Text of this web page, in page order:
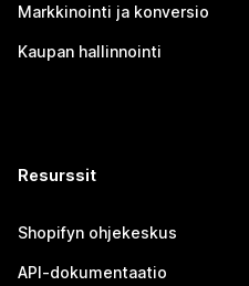
Markkinointi ja konversio
Kaupan hallinnointi
Resurssit
Shopifyn ohjekeskus
API-dokumentaatio